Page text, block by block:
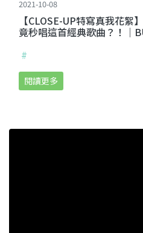
2021-10-08
【CLOSE-UP特寫真我花絮
竟秒唱這首經典歌曲？！｜
#
閱讀更多